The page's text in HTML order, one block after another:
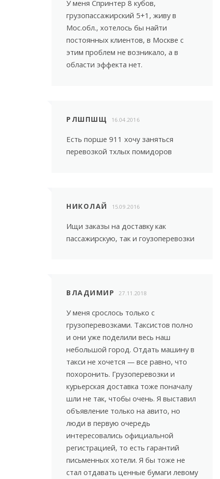
У меня Спринтер 8 кубов,
грузопассажирский 5+1, живу в
Мос.обл., хотелось бы найти
постоянных клиентов, в Москве с
этим проблем не возникало, а в
области эффекта нет.
РЛШПШЩ 16.04.2016
Есть порше 911 хочу заняться
перевозкой тхлых помидоров
НИКОЛАЙ 15.09.2016
Ищи заказы на доставку как
пассажирскую, так и гоузоперевозки
ВЛАДИМИР 27.11.2018
У меня срослось только с
грузоперевозками. Таксистов полно
и они уже поделили весь наш
небольшой город. Отдать машину в
такси не хочется — все равно, что
похоронить. Грузоперевозки и
курьерская доставка тоже поначалу
шли не так, чтобы очень. Я выставил
объявление только на авито, но
люди в первую очередь
интересовались официальной
регистрацией, то есть гарантий
письменных хотели. Я бы тоже не
стал отдавать ценные бумаги левому